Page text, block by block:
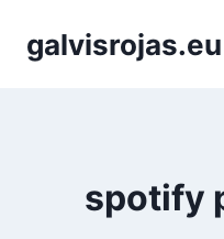
galvisrojas.eu
spotify